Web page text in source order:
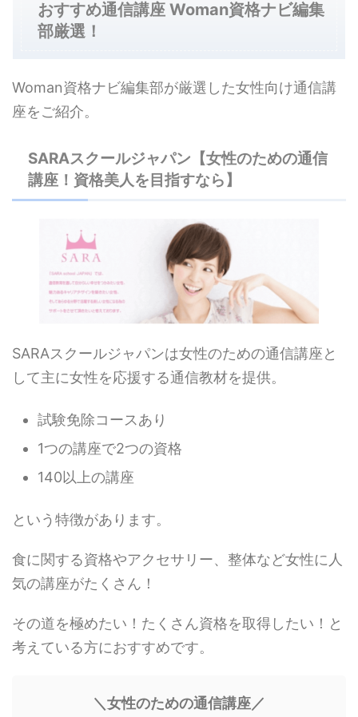
おすすめ通信講座 Woman資格ナビ編集
部厳選！
Woman資格ナビ編集部が厳選した女性向け通信講
座をご紹介。
SARAスクールジャパン【女性のための通信
講座！資格美人を目指すなら】
SARAスクールジャパンは女性のための通信講座と
して主に女性を応援する通信教材を提供。
試験免除コースあり
1つの講座で2つの資格
140以上の講座
という特徴があります。
食に関する資格やアクセサリー、整体など女性に人
気の講座がたくさん！
その道を極めたい！たくさん資格を取得したい！と
考えている方におすすめです。
＼女性のための通信講座／